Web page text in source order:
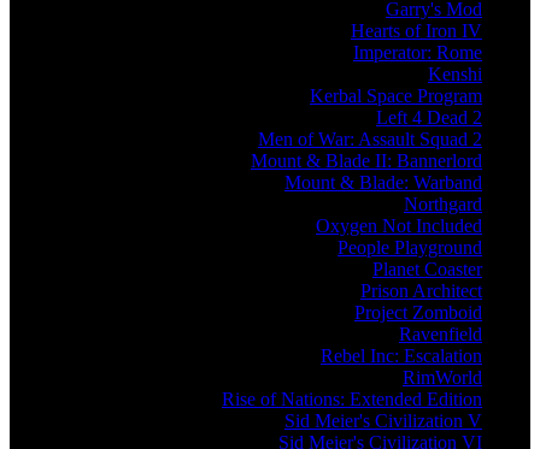
Garry's Mod
Hearts of Iron IV
Imperator: Rome
Kenshi
Kerbal Space Program
Left 4 Dead 2
Men of War: Assault Squad 2
Mount & Blade II: Bannerlord
Mount & Blade: Warband
Northgard
Oxygen Not Included
People Playground
Planet Coaster
Prison Architect
Project Zomboid
Ravenfield
Rebel Inc: Escalation
RimWorld
Rise of Nations: Extended Edition
Sid Meier's Civilization V
Sid Meier's Civilization VI